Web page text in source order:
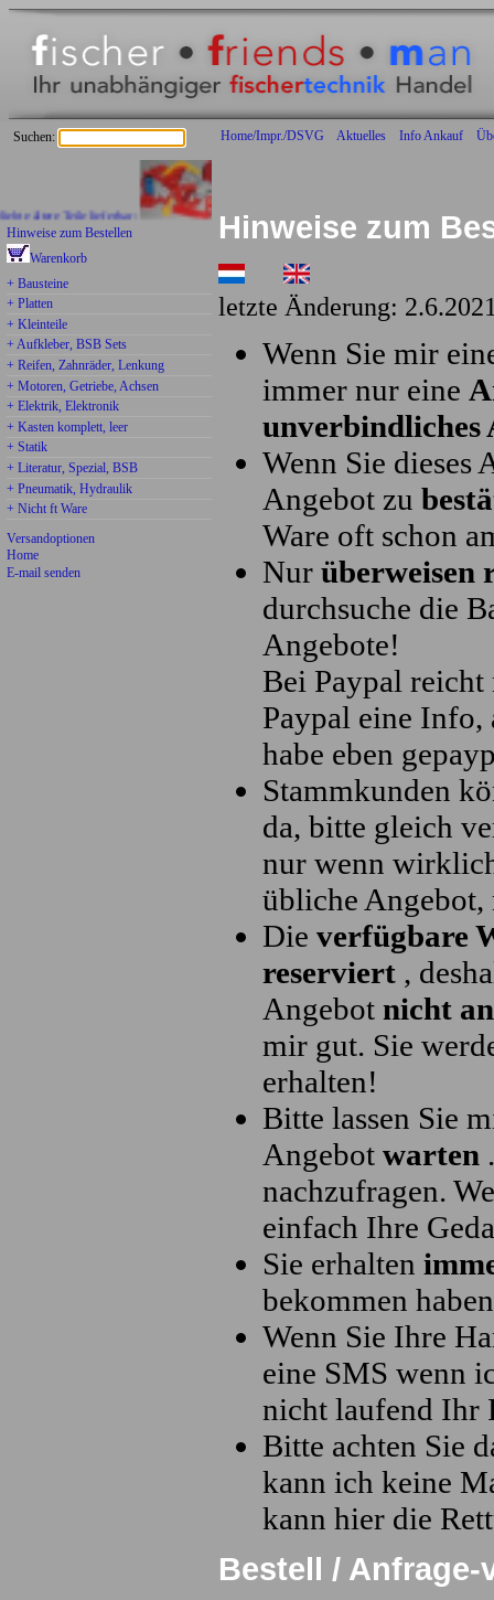
Home/Impr./DSVG Aktuelles Info Ankauf
Suchen:
Teile lieferbar:
Hinweise zum Bestellen
Warenkorb
+ Bausteine
+ Platten
+ Kleinteile
+ Aufkleber, BSB Sets
+ Reifen, Zahnräder, Lenkung
+ Motoren, Getriebe, Achsen
+ Elektrik, Elektronik
+ Kasten komplett, leer
+ Statik
+ Literatur, Spezial, BSB
+ Pneumatik, Hydraulik
+ Nicht ft Ware
Versandoptionen
Home
E-mail senden
Hinweise zum
letzte Änderung:
Wenn Sie mir
immer nur eine
unverbindliches
Wenn Sie dieses
Angebot zu
Ware oft schon
Nur
durchsuche die
Angebote!
Bei Paypal
Paypal eine
habe eben
Stammkunden
da, bitte gleich
nur wenn
übliche Angebot,
Die verfügbare
reserviert ,
Angebot nicht
mir gut. Sie
erhalten!
Bitte lassen Sie
Angebot warten
nachzufragen.
einfach Ihre
Sie erhalten
bekommen
Wenn Sie Ihre
eine SMS wenn
nicht laufend Ihr
Bitte achten Sie
kann ich keine
kann hier die
Bestell /